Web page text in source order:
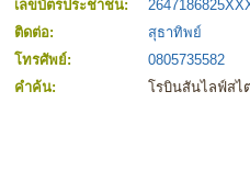
เลขบัตรประชาชน:
ติดต่อ:
สุธาทิพย์
โทรศัพย์:
0805735582
คำค้น:
โรบินสันไลฟ์สไ